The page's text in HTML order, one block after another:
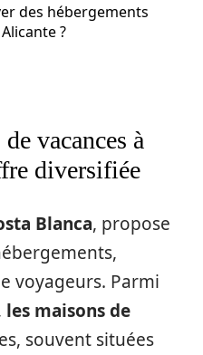
des hébergements
?
vacances à
diversifiée
Blanca, propose
voyageurs. Parmi
les maisons de
souvent situées